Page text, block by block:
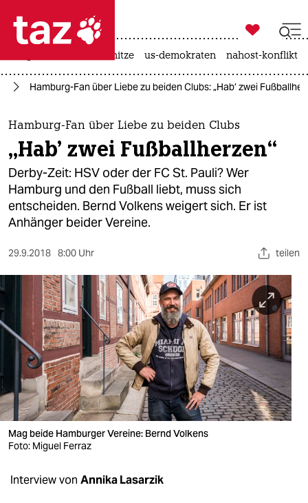
 taz zahl ich
taz zahl ich
themen
politik
öko
gesellschaft
kultur
sport
berlin
nord
wahrheit
verlag
verlag
shop

taz zahl ich
hitze us-demokraten nahost-konflikt
Hamburg-Fan über Liebe zu beiden Clubs: „Hab’ zwei
Hamburg-Fan über Liebe zu beiden Clubs
„Hab’ zwei Fußballherzen“
Derby-Zeit: HSV oder der FC St. Pauli? Wer
Hamburg und den Fußball liebt, muss sich
entscheiden. Bernd Volkens weigert sich. Er ist
Anhänger beider Vereine.
29.9.2018 8:00 Uhr teilen
Mag beide Hamburger Vereine: Bernd Volkens
Foto: Miguel Ferraz
Interview von Annika Lasarzik